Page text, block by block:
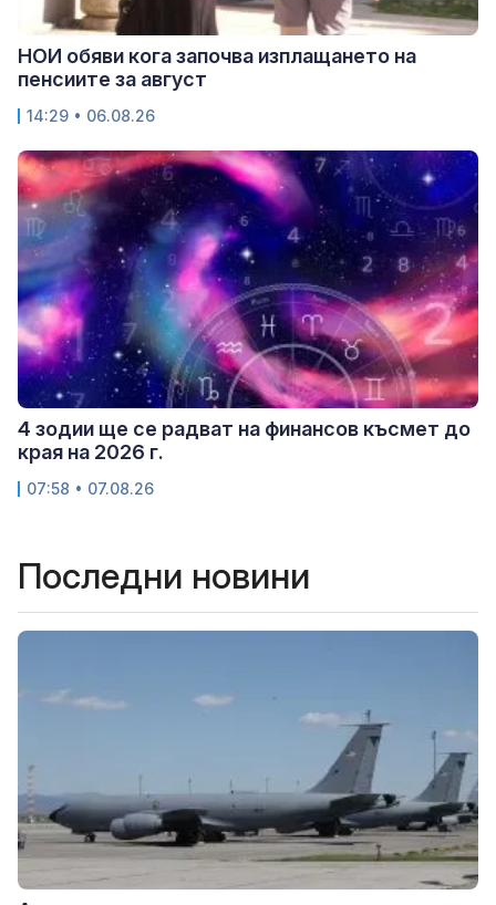
НОИ обяви кога започва изплащането на
пенсиите за август
14:29 • 06.08.26
4 зодии ще се радват на финансов късмет до
края на 2026 г.
07:58 • 07.08.26
Последни новини